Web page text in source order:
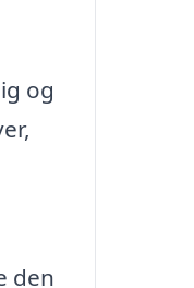
og
den